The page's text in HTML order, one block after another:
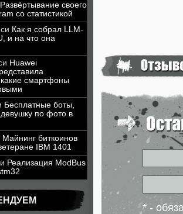
Развёртывание своего
со статистикой
Как я собрал LLM-
и на что она
Huawei
смартфоны
Бесплатные боты,
по фото в
Майнинг биткоинов
IBM 1401
Реализация ModBus
* -